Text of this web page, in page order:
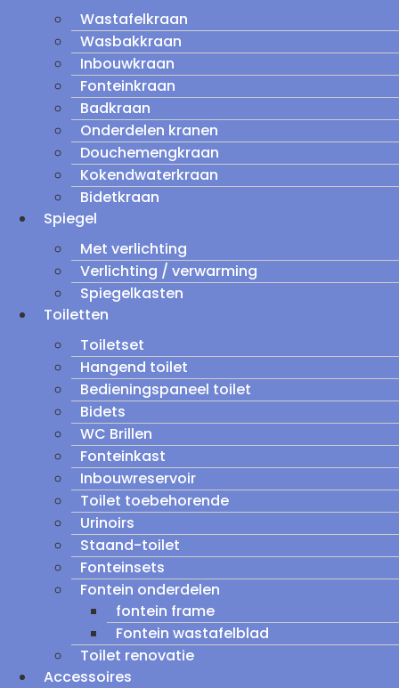
Wastafelkraan
Wasbakkraan
Inbouwkraan
Fonteinkraan
Badkraan
Onderdelen kranen
Douchemengkraan
Kokendwaterkraan
Bidetkraan
Spiegel
Met verlichting
Verlichting / verwarming
Spiegelkasten
Toiletten
Toiletset
Hangend toilet
Bedieningspaneel toilet
Bidets
WC Brillen
Fonteinkast
Inbouwreservoir
Toilet toebehorende
Urinoirs
Staand-toilet
Fonteinsets
Fontein onderdelen
fontein frame
Fontein wastafelblad
Toilet renovatie
Accessoires